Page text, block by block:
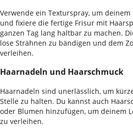
Verwende ein Texturspray, um
und fixiere die fertige Frisur mit
ganzen Tag lang haltbar zu machen.
lose Strähnen zu bändigen und dem
verleihen.
Haarnadeln und Haarschmuck
Haarnadeln sind unerlässlich, um
Stelle zu halten. Du kannst auch
oder Blumen hinzufügen, um deinem
zu verleihen.